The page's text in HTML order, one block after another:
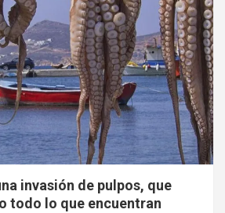
invasión de pulpos, que
todo lo que encuentran